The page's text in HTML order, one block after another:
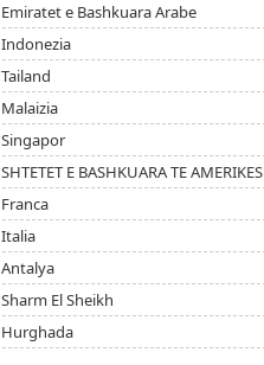
Emiratet e Bashkuara Arabe
Indonezia
Tailand
Malaizia
Singapor
SHTETET E BASHKUARA TE AMERIKES
Franca
Italia
Antalya
Sharm El Sheikh
Hurghada